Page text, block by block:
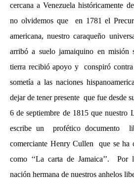
cercana a Venezuela históricamente
no olvidemos que en 1781 el
americana, nuestro caraqueño
arribó a suelo jamaiquino en misión
tierra recibió apoyo y conspiró
sometía a las naciones
dejar de tener presente que fue desde
6 de septiembre de 1815 que nuestro
escribe un profético documento
comerciante Henry Cullen que se ha
como ‘‘La carta de Jamaica’’. Por
nación hermana de nuestros anhelos